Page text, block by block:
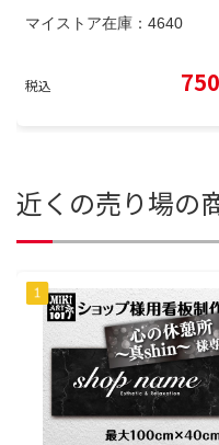
マイストア在庫： 4640
税込
近くの売り場の